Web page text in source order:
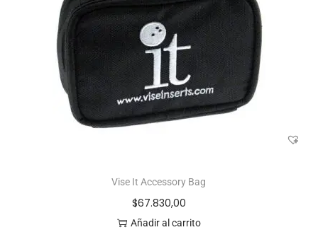
Vise It Accessory Bag
$67.830,00
Añadir al carrito